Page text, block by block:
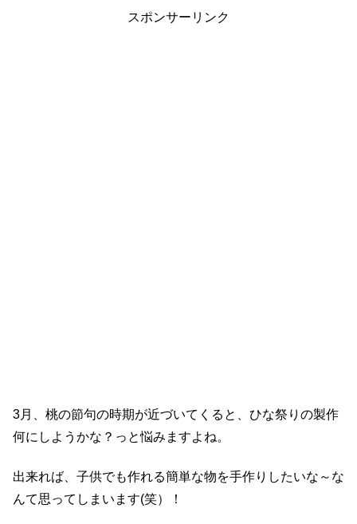
スポンサーリンク
3月、桃の節句の時期が近づいてくると、ひな祭りの製作
何にしようかな？っと悩みますよね。
出来れば、子供でも作れる簡単な物を手作りしたいな～な
んて思ってしまいます(笑）！